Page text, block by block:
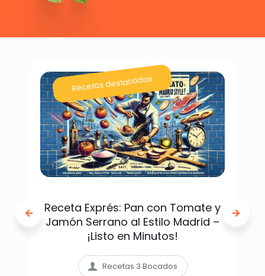
Recetas destacadas
Receta Exprés: Pan con Tomate y
Jamón Serrano al Estilo Madrid –
¡Listo en Minutos!
Recetas 3 Bocados